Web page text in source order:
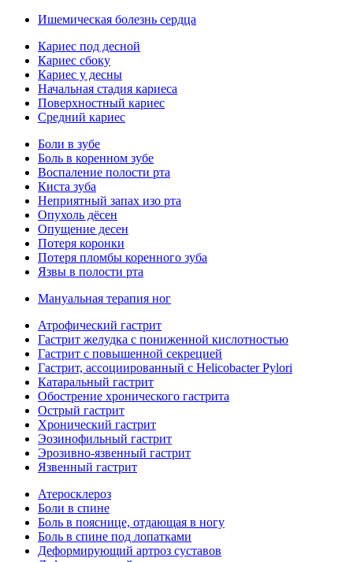
Ишемическая болезнь сердца
Кариес под десной
Кариес сбоку
Кариес у десны
Начальная стадия кариеса
Поверхностный кариес
Средний кариес
Боли в зубе
Боль в коренном зубе
Воспаление полости рта
Киста зуба
Неприятный запах изо рта
Опухоль дёсен
Опущение десен
Потеря коронки
Потеря пломбы коренного зуба
Язвы в полости рта
Мануальная терапия ног
Атрофический гастрит
Гастрит желудка с пониженной кислотностью
Гастрит с повышенной секрецией
Гастрит, ассоциированный с Helicobacter Pylori
Катаральный гастрит
Обострение хронического гастрита
Острый гастрит
Хронический гастрит
Эозинофильный гастрит
Эрозивно-язвенный гастрит
Язвенный гастрит
Атеросклероз
Боли в спине
Боль в пояснице, отдающая в ногу
Боль в спине под лопатками
Деформирующий артроз суставов